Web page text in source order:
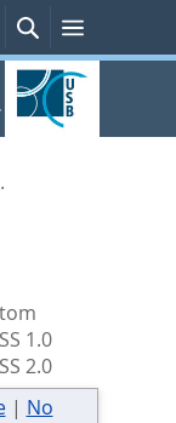
Persönliche
SucheMenü
1.0
2.0
| No